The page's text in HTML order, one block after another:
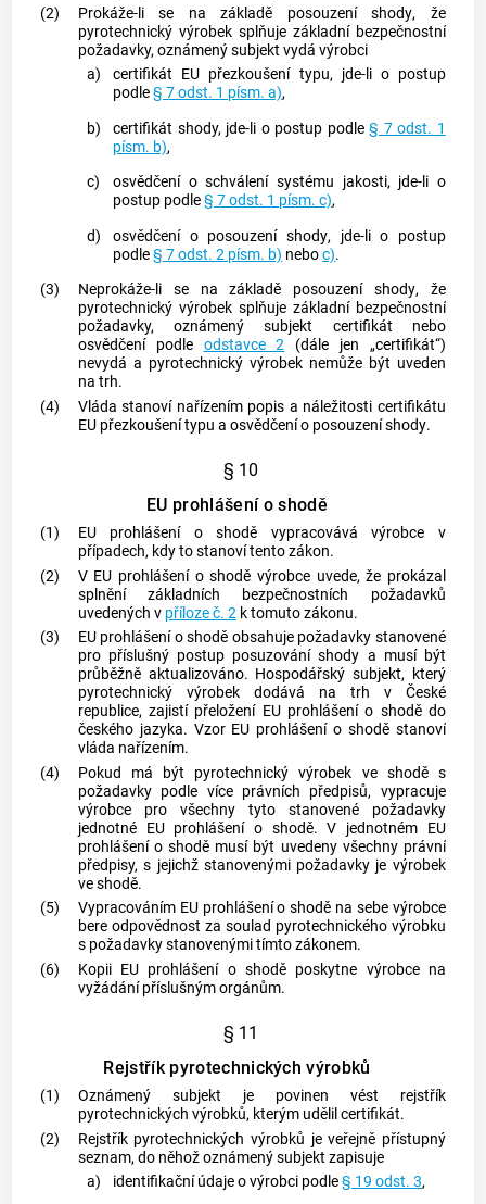
(2)
Prokáže-li se na základě posouzení shody, že
pyrotechnický výrobeksplňuje základní bezpečnostní
požadavky,oznámený subjekt vydá výrobci
a)
certifikát EU přezkoušení typu, jde-li o postup
podle§ 7 odst. 1 písm. a),
b)
certifikát shody, jde-li o postup podle§ 7 odst. 1
písm. b),
c)
osvědčení o schválení systému jakosti, jde-li o
postup podle§ 7 odst. 1 písm. c),
d)
osvědčení o posouzení shody, jde-li o postup
podle§ 7 odst. 2 písm. b) neboc).
(3)
Neprokáže-li se na základě posouzení shody, že
pyrotechnický výrobeksplňuje základní bezpečnostní
požadavky,oznámený subjekt certifikát nebo
osvědčení podle odstavce 2 (dále jen „certifikát“)
nevydá a pyrotechnický výrobeknemůže být uveden
na trh.
(4)
Vláda stanoví nařízením popis a náležitosti certifikátu
EU přezkoušení typu a osvědčení o posouzení shody.
§ 10
EU prohlášení o shodě
(1) EU prohlášení o shodě vypracovávávýrobce v
případech, kdy to stanoví tento zákon.
(2)
V EU prohlášení o shodě výrobceuvede, že prokázal
splnění základních bezpečnostních požadavků
uvedených v příloze č. 2k tomuto zákonu.
(3)
EU prohlášení o shodě obsahuje požadavky stanovené
pro příslušný postup posuzování shody a musí být
průběžně aktualizováno. Hospodářský subjekt, který
pyrotechnický výrobekdodává na trh v České
republice, zajistí přeložení EU prohlášení o shodě do
českého jazyka. Vzor EU prohlášení o shodě stanoví
vláda nařízením.
(4)
Pokud má být pyrotechnický výrobek ve shodě s
požadavky podle více právních předpisů, vypracuje
výrobcepro všechny tyto stanovené požadavky
jednotné EU prohlášení o shodě. V jednotném EU
prohlášení o shodě musí být uvedeny všechny právní
předpisy, s jejichž stanovenými požadavky je výrobek
ve shodě.
(5)
Vypracováním EU prohlášení o shodě na sebe výrobce
bere odpovědnost za soulad pyrotechnického výrobku
s požadavky stanovenými tímto zákonem.
(6)
Kopii EU prohlášení o shodě poskytne výrobcena
vyžádání příslušným orgánům.
§ 11
Rejstřík pyrotechnických výrobků
(1) Oznámený subjekt je povinen vést rejstřík
pyrotechnických výrobků, kterým udělil certifikát.
(2)
Rejstřík pyrotechnických výrobků je veřejně přístupný
seznam, do něhožoznámený subjekt zapisuje
a)
identifikační údaje ovýrobci podle§ 19 odst. 3,